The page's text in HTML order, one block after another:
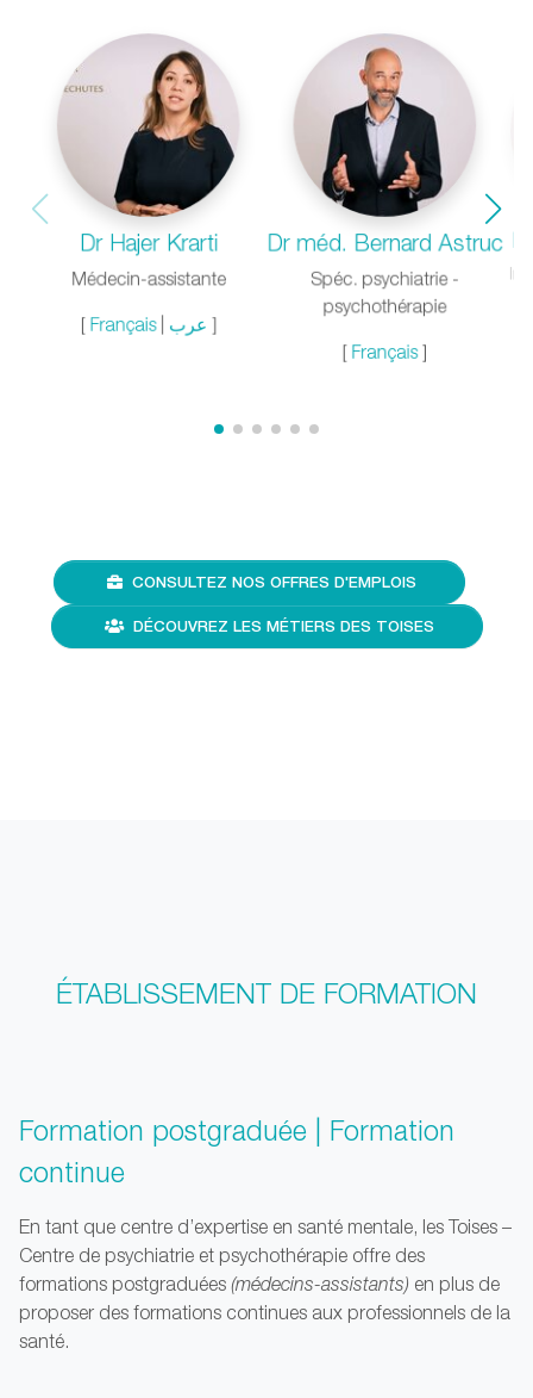
Dr Hajer Krarti
Médecin-assistante
[ Français| عرب ]
Dr méd. Bernard Astruc
Spéc. psychiatrie -
psychothérapie
[ Français]
CONSULTEZ NOS OFFRES D'EMPLOIS
DÉCOUVREZ LES MÉTIERS DES TOISES
ÉTABLISSEMENT DE FORMATION
Formation postgraduée | Formation
continue
En tant que centre d’expertise en santé mentale, les Toises –
Centre de psychiatrie et psychothérapie offre des
formations postgraduées (médecins-assistants) en plus de
proposer des formations continues aux professionnels de la
santé.